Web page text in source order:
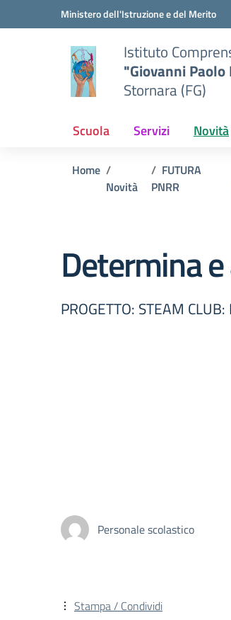
Vai ai contenuti
Vai al menu di navigazioneMinistero dell'Istruzione e del Merito
Istituto
"Giovanni Paolo
Stornara (FG)
Scuola Servizi Novità
Home
Novità
FUTURA
PNRR
Determina
PROGETTO: STEAM
Personale scolastico
Stampa / Condividi